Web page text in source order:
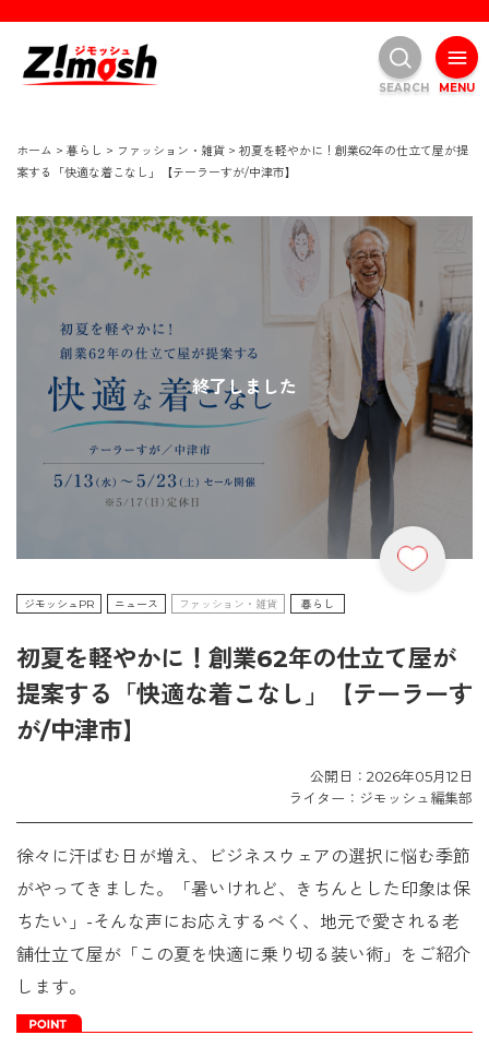
ホーム > 暮らし > ファッション・雑貨 > 初夏を軽やかに！創業62年の仕立て屋が提
案する「快適な着こなし」【テーラーすが/中津市】
終了しました
ジモッシュPR ニュース ファッション・雑貨 暮らし
初夏を軽やかに！創業62年の仕立て屋が
提案する「快適な着こなし」【テーラーす
が/中津市】
公開日：2026年05月12日
ライター：ジモッシュ編集部
徐々に汗ばむ日が増え、ビジネスウェアの選択に悩む季節
がやってきました。「暑いけれど、きちんとした印象は保
ちたい」-そんな声にお応えするべく、地元で愛される老
舗仕立て屋が「この夏を快適に乗り切る装い術」をご紹介
します。
MENU
SEARCH